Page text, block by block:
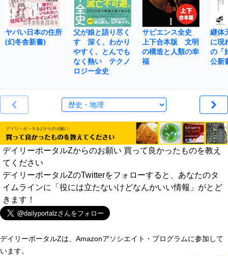
ヤバい日本の住所
(幻冬舎新書)
父が娘と語り尽く
す 深く、わかり
やすく、とんでも
なく熱い テクノ
ロジー全史
サピエンス全史
上下合本版 文明
の構造と人類の幸
福
継体
に現
の「
公新
デイリーポータルZからのお願い 買って良かったものを教え
てください
デイリーポータルZのTwitterをフォローすると、あなたのタ
イムラインに「役には立たないけどなんかいい情報」がとど
きます！
デイリーポータルZは、Amazonアソシエイト・プログラムに参加して
います。